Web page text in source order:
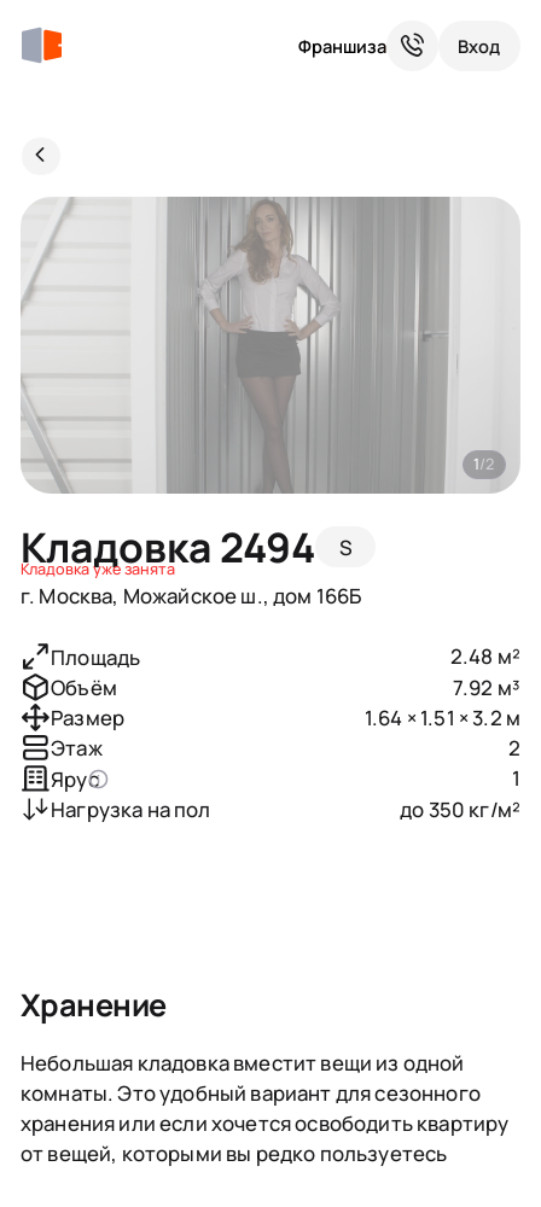
Франшиза Вход
Кладовка 2494 S
Кладовка уже занята
г. Москва, Можайское ш., дом 166Б
1/2
Площадь
2.48 м²
Объём
7.92 м³
Размер
1.64 × 1.51 × 3.2 м
Этаж
2
Ярус
1
Нагрузка на пол
до 350 кг/м²
Хранение
Небольшая кладовка вместит вещи из одной
комнаты. Это удобный вариант для сезонного
хранения или если хочется освободить квартиру
от вещей, которыми вы редко пользуетесь